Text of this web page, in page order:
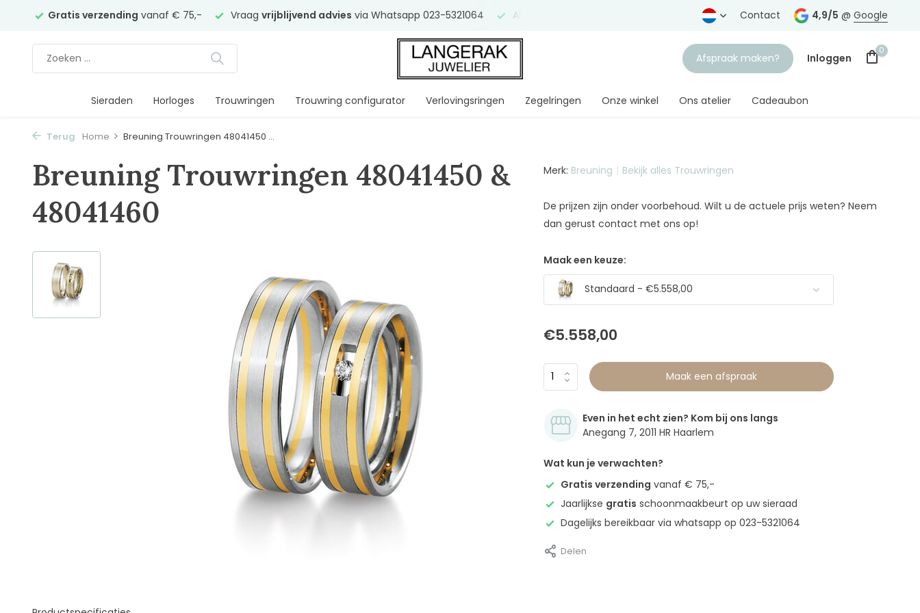
Gratis verzending vanaf € 75,- Vraag vrijblijvend advies via Whatsapp 023-5321064 Al Gratis verzending vanaf € 75,-
Contact 4,9/5 @ Google
Afspraak maken? Inloggen
0
Sieraden Horloges Trouwringen Trouwring configurator Verlovingsringen Zegelringen Onze winkel Ons atelier Cadeaubon
Terug Home Breuning Trouwringen 48041450 ...
Breuning Trouwringen 48041450 &
48041460
Merk: Breuning Bekijk alles Trouwringen
De prijzen zijn onder voorbehoud. Wilt u de actuele prijs weten? Neem
dan gerust contact met ons op!
Maak een keuze:
Standaard - €5.558,00
€5.558,00
Maak een afspraak
Even in het echt zien? Kom bij ons langs
Anegang 7, 2011 HR Haarlem
Wat kun je verwachten?
Gratis verzending vanaf € 75,-
Jaarlijkse gratis schoonmaakbeurt op uw sieraad
Dagelijks bereikbaar via whatsapp op 023-5321064
Delen